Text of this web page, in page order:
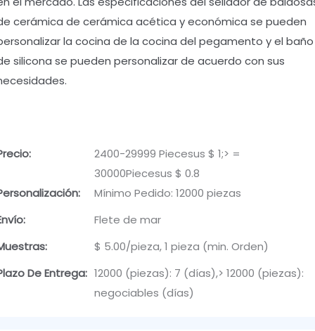
cerámica de cerámica acética y económica se pueden
la cocina de la cocina del pegamento y el baño
silicona se pueden personalizar de acuerdo con sus
2400-29999 Piecesus $ 1;> =
30000Piecesus $ 0.8
Mínimo Pedido: 12000 piezas
Flete de mar
$ 5.00/pieza, 1 pieza (min. Orden)
De Entrega: 12000 (piezas): 7 (días),> 12000 (piezas):
negociables (días)